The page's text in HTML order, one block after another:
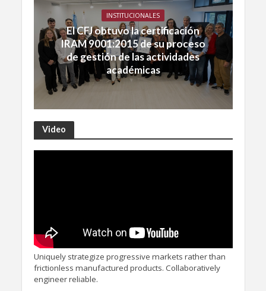
INSTITUCIONALES
El CFJ obtuvo la certificación
IRAM 9001:2015 de su proceso
de gestión de las actividades
académicas
Video
Uniquely strategize progressive markets rather than
frictionless manufactured products. Collaboratively
engineer reliable.